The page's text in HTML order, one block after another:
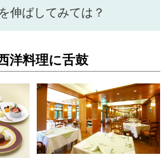
伸ばしてみては？
洋料理に舌鼓